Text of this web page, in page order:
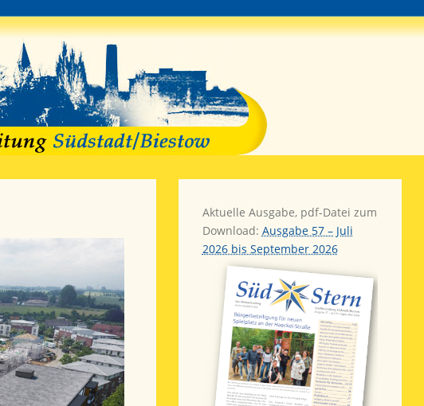
Aktuelle Ausgabe, pdf-Datei zum
Download: Ausgabe 57 – Juli
2026 bis September 2026